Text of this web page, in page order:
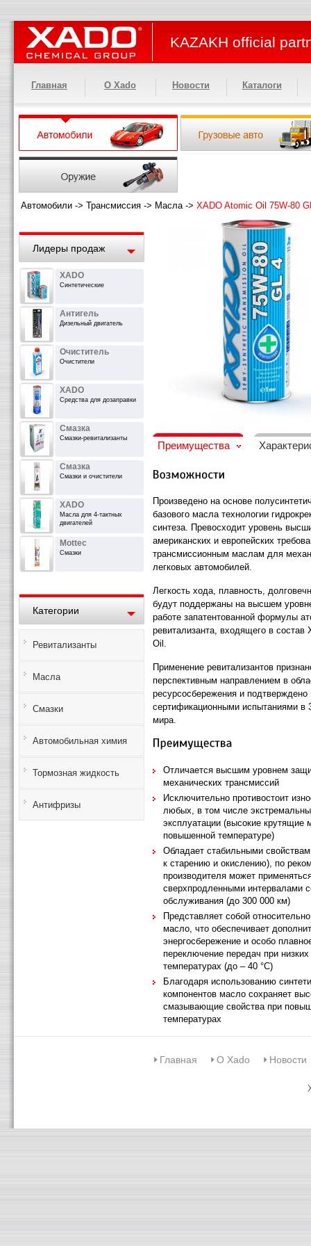
KAZAKH official
Главная О Xado Новости Каталоги
Автомобили -> Трансмиссия -> Масла-> XADO Atomic Oil 75W-80
Лидеры продаж
XADO
Синтетические
Антигель
Дизельный двигатель
Очиститель
Очистители
XADO
Средства для дозаправки
Смазка
Смазки-ревитализанты
Смазка
Смазки и очистители
XADO
Масла для 4-тактных
двигателей
Mottec
Смазки
Категории
Ревитализанты
Масла
Смазки
Автомобильная химия
Тормозная жидкость
Антифризы
Преимущества
Произведено на основе
базового масла технологии
синтеза. Превосходит уровень
американских и европейских
трансмиссионным маслам для
легковых автомобилей.
Легкость хода, плавность,
будут поддержаны на высшем
работе запатентованной формулы
ревитализанта, входящего в состав
Oil.
Применение ревитализантов
перспективным направлением в
ресурсосбережения и подтверждено
сертификационными испытаниями в
мира.
Отличается высшим уровнем
механических трансмиссий
Исключительно противостоит
любых, в том числе
эксплуатации (высокие крутящие
повышенной температуре)
Обладает стабильными
к старению и окислению), по
производителя может
сверхпродленными интервалами
обслуживания (до 300 000 км)
Представляет собой
масло, что обеспечивает
энергосбережение и особо
переключение передач при низких
температурах (до – 40 °С)
Благодаря использованию
компонентов масло сохраняет
смазывающие свойства при
температурах
Главная О Xado Новости